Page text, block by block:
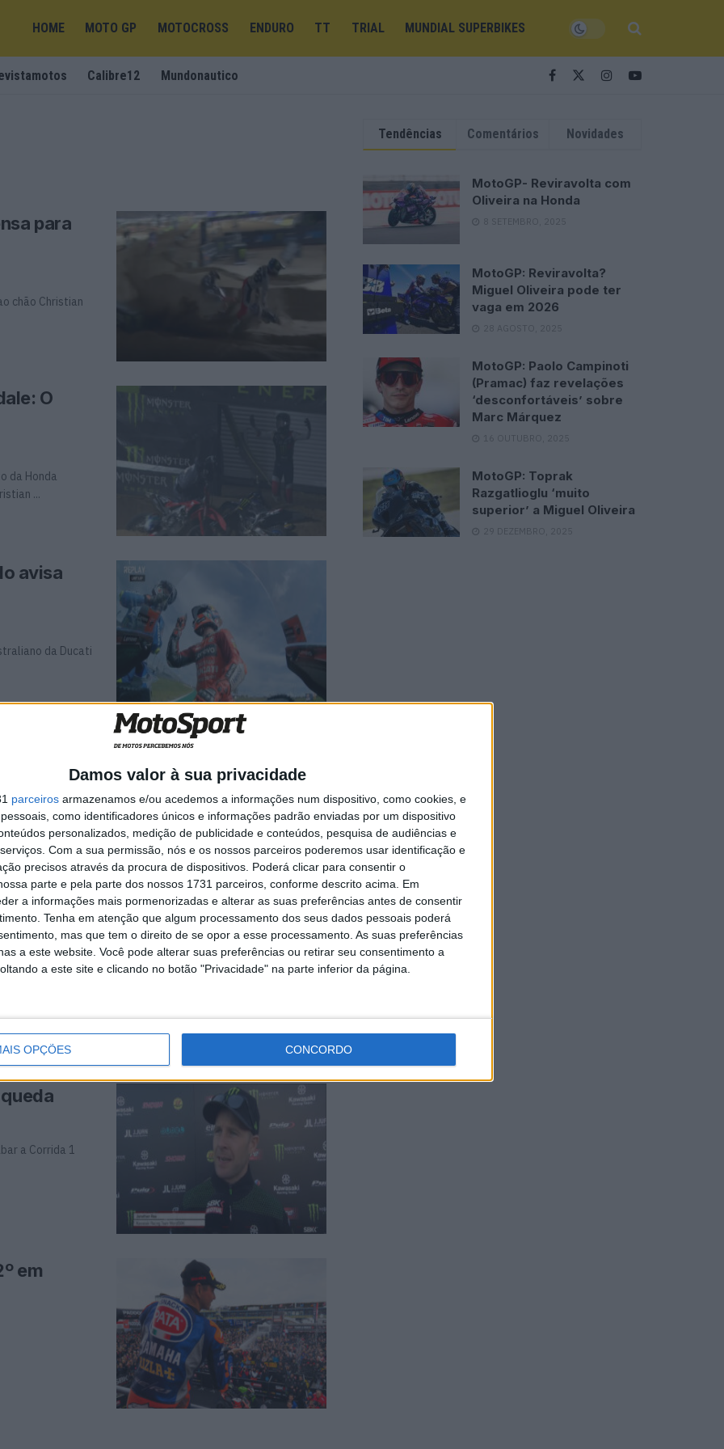
Damos valor à sua privacidade
parceiros armazenamos e/ou acedemos a informações num dispositivo, como cookies, e
como identificadores únicos e informações padrão enviadas por um dispositivo
personalizados, medição de publicidade e conteúdos, pesquisa de audiências e
Com a sua permissão, nós e os nossos parceiros poderemos usar identificação e
precisos através da procura de dispositivos. Poderá clicar para consentir o
parte e pela parte dos nossos 1731 parceiros, conforme descrito acima. Em
a informações mais pormenorizadas e alterar as suas preferências antes de consentir
Tenha em atenção que algum processamento dos seus dados pessoais poderá
mas que tem o direito de se opor a esse processamento. As suas preferências
a este website. Você pode alterar suas preferências ou retirar seu consentimento a
a este site e clicando no botão "Privacidade" na parte inferior da página.
OPÇÕES CONCORDO
HOME MOTO GP MOTOCROSS ENDURO TT TRIAL MUNDIAL SUPERBIKES
Calibre12 Mundonautico
para
chão Christian
O
da Honda
...
avisa
da Ducati
a Aleix
e em ambas
após a
O ...
a Corrida 1
em
Tendências Comentários Novidades
MotoGP- Reviravolta com
Oliveira na Honda
8 SETEMBRO, 2025
MotoGP: Reviravolta?
Miguel Oliveira pode ter
vaga em 2026
28 AGOSTO, 2025
MotoGP: Paolo Campinoti
(Pramac) faz revelações
‘desconfortáveis’ sobre
Marc Márquez
16 OUTUBRO, 2025
MotoGP: Toprak
Razgatlioglu ‘muito
superior’ a Miguel Oliveira